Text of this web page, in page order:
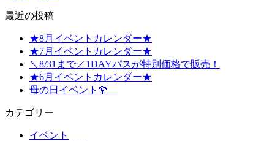
最近の投稿
★8月イベントカレンダー★
★7月イベントカレンダー★
＼8/31まで／1DAYパスが特別価格で販売！
★6月イベントカレンダー★
母の日イベント🌹
カテゴリー
イベント